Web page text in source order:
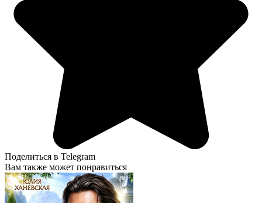
Поделиться в Telegram
Вам также может понравиться